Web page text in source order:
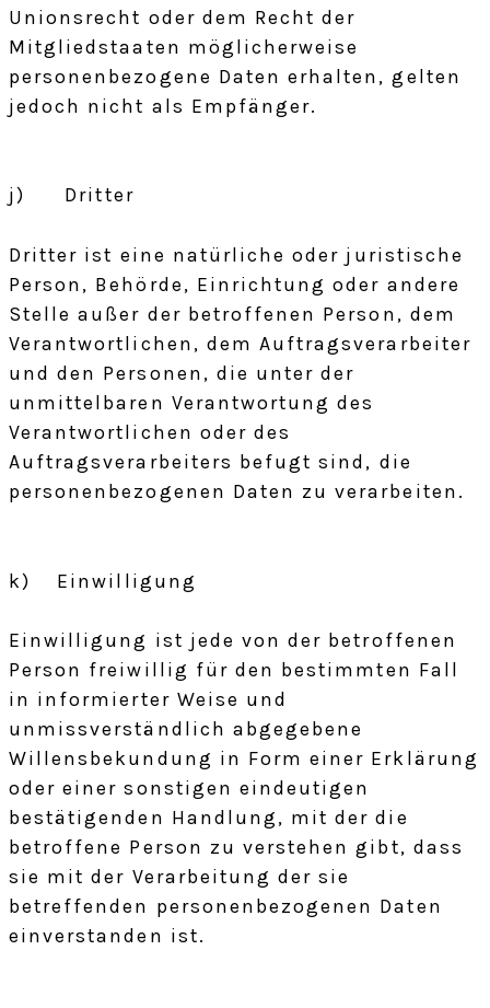
Unionsrecht oder dem Recht der
Mitgliedstaaten möglicherweise
personenbezogene Daten erhalten, gelten
jedoch nicht als Empfänger.
j) Dritter
Dritter ist eine natürliche oder juristische
Person, Behörde, Einrichtung oder andere
Stelle außer der betroffenen Person, dem
Verantwortlichen, dem Auftragsverarbeiter
und den Personen, die unter der
unmittelbaren Verantwortung des
Verantwortlichen oder des
Auftragsverarbeiters befugt sind, die
personenbezogenen Daten zu verarbeiten.
k) Einwilligung
Einwilligung ist jede von der betroffenen
Person freiwillig für den bestimmten Fall
in informierter Weise und
unmissverständlich abgegebene
Willensbekundung in Form einer Erklärung
oder einer sonstigen eindeutigen
bestätigenden Handlung, mit der die
betroffene Person zu verstehen gibt, dass
sie mit der Verarbeitung der sie
betreffenden personenbezogenen Daten
einverstanden ist.